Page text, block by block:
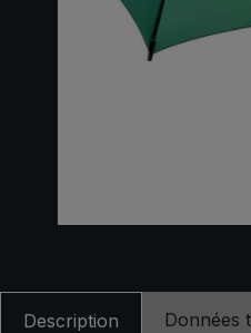
Description Données